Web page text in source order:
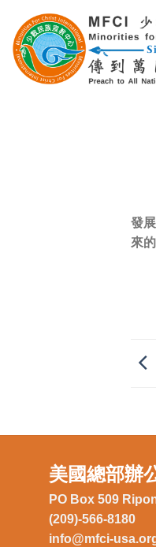
content
發
來
美國總部辦
PO Box 509
(209)-566-8180
info@mfci-